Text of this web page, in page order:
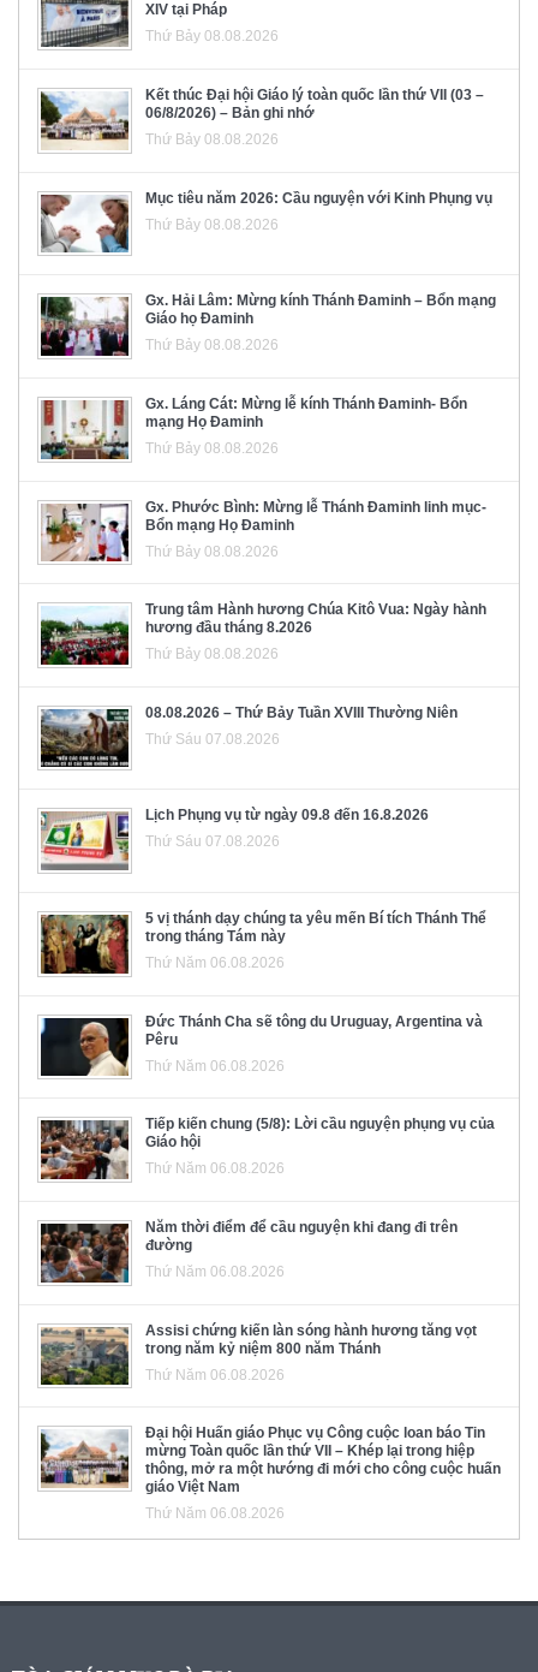
XIV tại Pháp
Thứ Bảy 08.08.2026
Kết thúc Đại hội Giáo lý toàn quốc lần thứ VII (03 –
06/8/2026) – Bản ghi nhớ
Thứ Bảy 08.08.2026
Mục tiêu năm 2026: Cầu nguyện với Kinh Phụng vụ
Thứ Bảy 08.08.2026
Gx. Hải Lâm: Mừng kính Thánh Đaminh – Bổn mạng
Giáo họ Đaminh
Thứ Bảy 08.08.2026
Gx. Láng Cát: Mừng lễ kính Thánh Đaminh- Bổn
mạng Họ Đaminh
Thứ Bảy 08.08.2026
Gx. Phước Bình: Mừng lễ Thánh Đaminh linh mục-
Bổn mạng Họ Đaminh
Thứ Bảy 08.08.2026
Trung tâm Hành hương Chúa Kitô Vua: Ngày hành
hương đầu tháng 8.2026
Thứ Bảy 08.08.2026
08.08.2026 – Thứ Bảy Tuần XVIII Thường Niên
Thứ Sáu 07.08.2026
Lịch Phụng vụ từ ngày 09.8 đến 16.8.2026
Thứ Sáu 07.08.2026
5 vị thánh dạy chúng ta yêu mến Bí tích Thánh Thể
trong tháng Tám này
Thứ Năm 06.08.2026
Đức Thánh Cha sẽ tông du Uruguay, Argentina và
Pêru
Thứ Năm 06.08.2026
Tiếp kiến chung (5/8): Lời cầu nguyện phụng vụ của
Giáo hội
Thứ Năm 06.08.2026
Năm thời điểm để cầu nguyện khi đang đi trên
đường
Thứ Năm 06.08.2026
Assisi chứng kiến làn sóng hành hương tăng vọt
trong năm kỷ niệm 800 năm Thánh
Thứ Năm 06.08.2026
Đại hội Huấn giáo Phục vụ Công cuộc loan báo Tin
mừng Toàn quốc lần thứ VII – Khép lại trong hiệp
thông, mở ra một hướng đi mới cho công cuộc huấn
giáo Việt Nam
Thứ Năm 06.08.2026